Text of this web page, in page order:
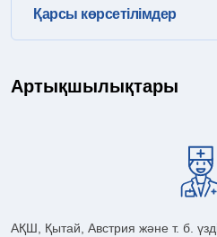
Қарсы көрсетілімдер
Артықшылықтары
АҚШ, Қытай, Австрия және т. б.